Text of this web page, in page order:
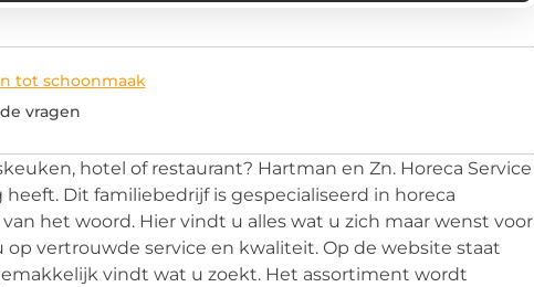
tot schoonmaak
vragen
hotel of restaurant? Hartman en Zn. Horeca Service
Dit familiebedrijf is gespecialiseerd in horeca
het woord. Hier vindt u alles wat u zich maar wenst voor
vertrouwde service en kwaliteit. Op de website staat
vindt wat u zoekt. Het assortiment wordt